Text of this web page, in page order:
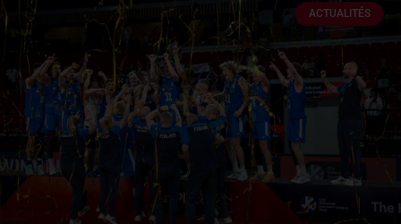
ACTUALITÉS